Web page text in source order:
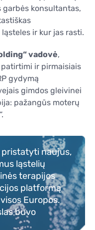
konsultantas,
ir kur jas rasti.
vadovė,
patirtimi ir pirmaisiais
gydymą
gimdos gleivinei
pažangūs moterų
pristatyti naujus,
ląstelių
terapijos
platformą
Europos.
buvo